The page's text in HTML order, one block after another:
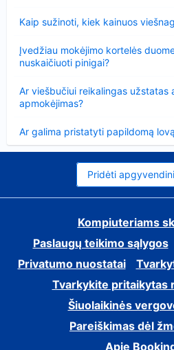
Kaip sužinoti, kiek kainuos
Įvedžiau mokėjimo kortelės
nuskaičiuoti pinigai?
Ar viešbučiui reikalingas užstatas
apmokėjimas?
Ar galima pristatyti papildomą
Pridėti
Kompiuteriams
Paslaugų teikimo sąlygos
Privatumo nuostatai
Tvarkykite pritaikytas
Šiuolaikinės
Pareiškimas dėl
Apie